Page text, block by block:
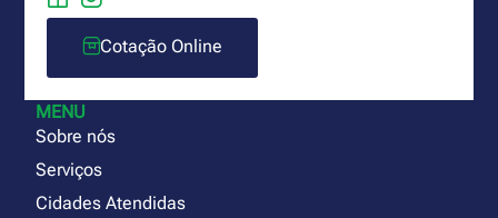
Cotação Online
MENU
Sobre nós
Serviços
Cidades Atendidas